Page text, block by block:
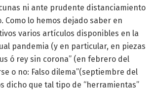
ni ante prudente distanciamiento
Como lo hemos dejado saber en
varios artículos disponibles en la
pandemia (y en particular, en piezas
ó rey sin corona” (en febrero del
o no: Falso dilema”(septiembre del
dicho que tal tipo de “herramientas”